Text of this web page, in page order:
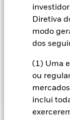
Diretiva
modo
dos
(1) Uma
ou
inclui
em acções de
parte
O Fundo coloca
na opinião do
taxas de
resultados
elevado ou em